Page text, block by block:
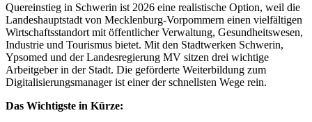
Quereinstieg in Schwerin ist 2026 eine realistische Option, weil die
Landeshauptstadt von Mecklenburg-Vorpommern einen vielfältigen
Wirtschaftsstandort mit öffentlicher Verwaltung, Gesundheitswesen,
Industrie und Tourismus bietet. Mit den Stadtwerken Schwerin,
Ypsomed und der Landesregierung MV sitzen drei wichtige
Arbeitgeber in der Stadt. Die geförderte Weiterbildung zum
Digitalisierungsmanager ist einer der schnellsten Wege rein.
Das Wichtigste in Kürze: